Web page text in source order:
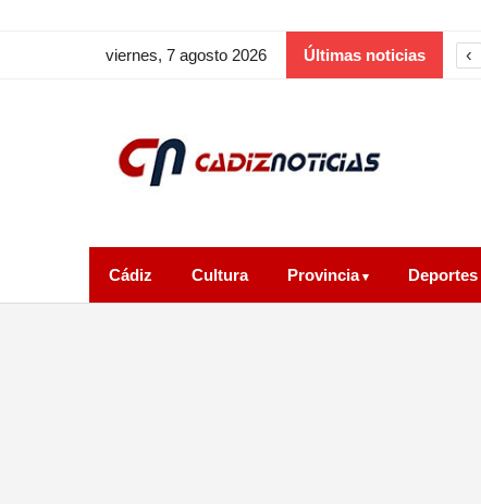
viernes, 7 agosto 2026 Últimas noticias ‹
Cádiz Cultura Provincia Deportes